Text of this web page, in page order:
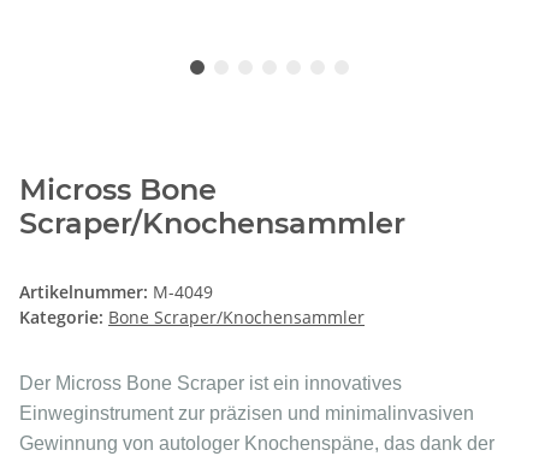
Micross Bone
Scraper/Knochensammler
Artikelnummer: M-4049
Kategorie: Bone Scraper/Knochensammler
Der Micross Bone Scraper ist ein innovatives
Einweginstrument zur präzisen und minimalinvasiven
Gewinnung von autologer Knochenspäne, das dank der